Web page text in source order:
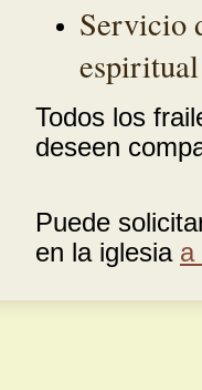
Servicio
espiritual
Todos los
deseen
Puede
en la iglesia a